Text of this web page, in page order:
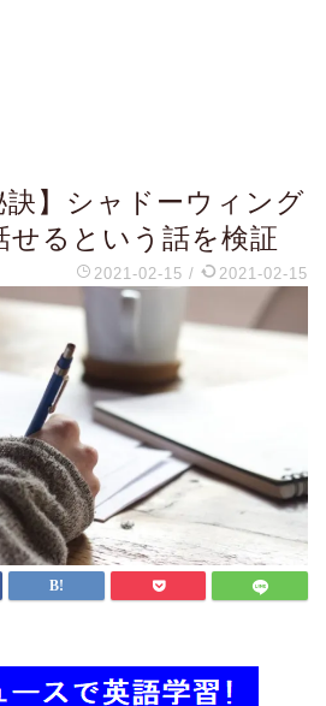
訣】シャドーウィング
せるという話を検証
2021-02-15 / 2021-02-15